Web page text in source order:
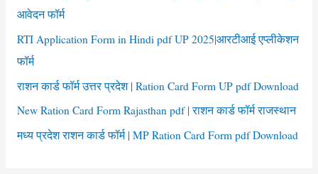
आवेदन फॉर्म
RTI Application Form in Hindi pdf UP 2025|आरटीआई एप्लीकेशन
फॉर्म
राशन कार्ड फॉर्म उत्तर प्रदेश | Ration Card Form UP pdf Download
New Ration Card Form Rajasthan pdf | राशन कार्ड फॉर्म राजस्थान
मध्य प्रदेश राशन कार्ड फॉर्म | MP Ration Card Form pdf Download